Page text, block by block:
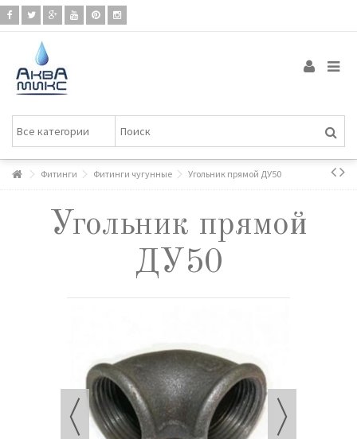
Фитинги Фитинги чугунные Угольник прямой ДУ50
Угольник прямой
ДУ50